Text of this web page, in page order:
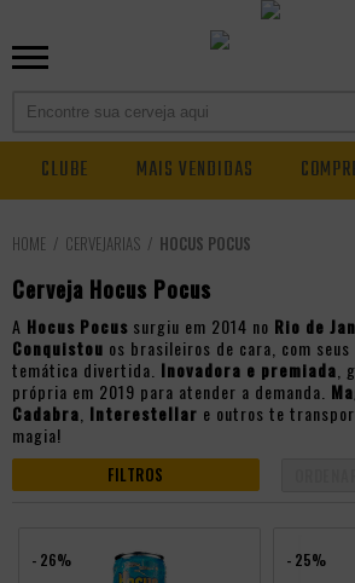
CLUBE MAIS VENDIDAS
CERVEJARIAS HOCUS POCUS
Cerveja Hocus Pocus
A Hocus Pocus surgiu em 2014 no Rio de
Conquistou os brasileiros de cara, com
temática divertida. Inovadora e premiada
própria em 2019 para atender a demanda.
Cadabra Interestellar e outros te
magia!
FILTROS
- 26% - 25%